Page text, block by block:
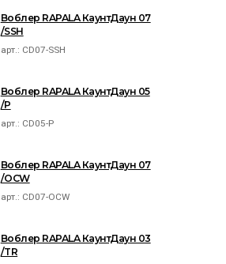
Воблер RAPALA КаунтДаун 07
/SSH
арт.: CD07-SSH
Воблер RAPALA КаунтДаун 05
/P
арт.: CD05-P
Воблер RAPALA КаунтДаун 07
/OCW
арт.: CD07-OCW
Воблер RAPALA КаунтДаун 03
/TR